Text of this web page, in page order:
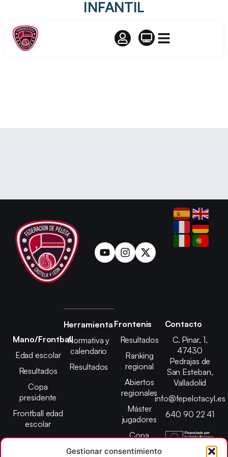
Gestionar consentimiento
INFANTIL
Mano/Frontball
Edad escolar
Resultados
Copa
presidente
Frontball edad
escolar
Herramienta
Normativa y
calendario
Resultados
Frontenis
Resultados
Ranking
regional
Abiertos
regionales
Máster
jugadores
Copa
presidente
Contacto
C. Pinar, 1,
47430
Pedrajas de
San Esteban,
Valladolid
info@fepelotacyl.es
640 90 22 41